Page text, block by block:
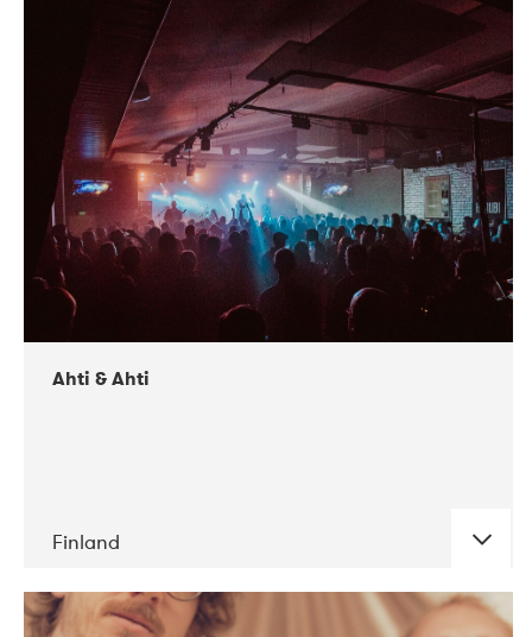
CONCERTS
11-2018 Folkelarm
Ahti & Ahti
Finland